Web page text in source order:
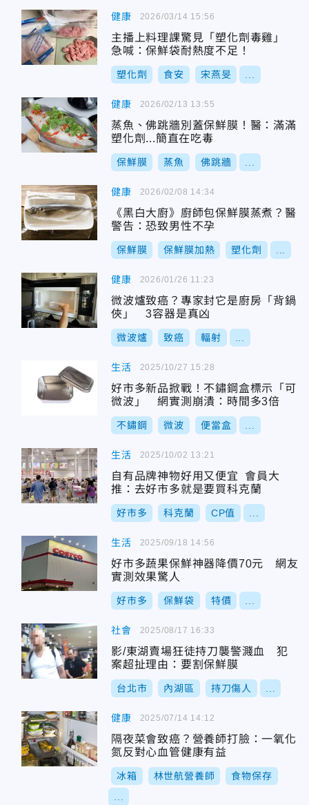
健康
主播上料理課驚見「塑化劑毒雞」
急喊：保鮮袋耐熱度不足！
塑化劑 食安 宋燕旻
2026/03/14 15:56
健康
蒸魚、佛跳牆別蓋保鮮膜！醫：滿滿
塑化劑...簡直在吃毒
保鮮膜 蒸魚 佛跳牆
2026/02/13 13:55
健康
《黑白大廚》廚師包保鮮膜蒸煮？醫
警告：恐致男性不孕
保鮮膜 保鮮膜加熱 塑化劑
2026/02/08 14:34
健康
微波爐致癌？專家封它是廚房「背鍋
俠」 3容器是真凶
微波爐 致癌 輻射
2026/01/26 11:23
生活
好市多新品掀戰！不鏽鋼盒標示「可
微波」 網實測崩潰：時間多3倍
不鏽鋼 微波 便當盒
2025/10/27 15:28
生活
自有品牌神物好用又便宜 會員大
推：去好市多就是要買科克蘭
好市多 科克蘭 CP值
2025/10/02 13:21
生活
好市多蔬果保鮮神器降價70元 網友
實測效果驚人
好市多 保鮮袋 特價
2025/09/18 14:56
社會
影/東湖賣場狂徒持刀襲警濺血 犯
案超扯理由：要割保鮮膜
台北市 內湖區 持刀傷人
2025/08/17 16:33
健康
隔夜菜會致癌？營養師打臉：一氧化
氮反對心血管健康有益
冰箱 林世航營養師 食物保存
2025/07/14 14:12